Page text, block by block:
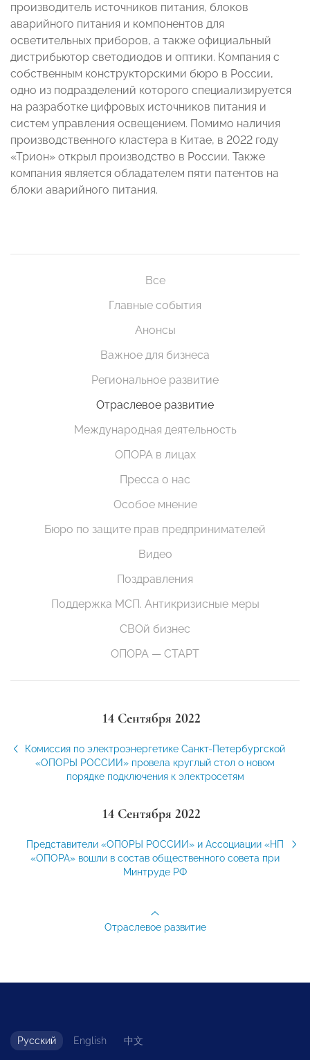
производитель источников питания, блоков
аварийного питания и компонентов для
осветительных приборов, а также официальный
дистрибьютор светодиодов и оптики. Компания с
собственным конструкторскими бюро в России,
одно из подразделений которого специализируется
на разработке цифровых источников питания и
систем управления освещением. Помимо наличия
производственного кластера в Китае, в 2022 году
«Трион» открыл производство в России. Также
компания является обладателем пяти патентов на
блоки аварийного питания.
Все
Главные события
Анонсы
Важное для бизнеса
Региональное развитие
Отраслевое развитие
Международная деятельность
ОПОРА в лицах
Пресса о нас
Особое мнение
Бюро по защите прав предпринимателей
Видео
Поздравления
Поддержка МСП. Антикризисные меры
СВОй бизнес
ОПОРА — СТАРТ
14 Сентября 2022
Комиссия по электроэнергетике Санкт-Петербургской
«ОПОРЫ РОССИИ» провела круглый стол о новом
порядке подключения к электросетям
14 Сентября 2022
Представители «ОПОРЫ РОССИИ» и Ассоциации «НП
«ОПОРА» вошли в состав общественного совета при
Минтруде РФ
Отраслевое развитие
Русский English 中文